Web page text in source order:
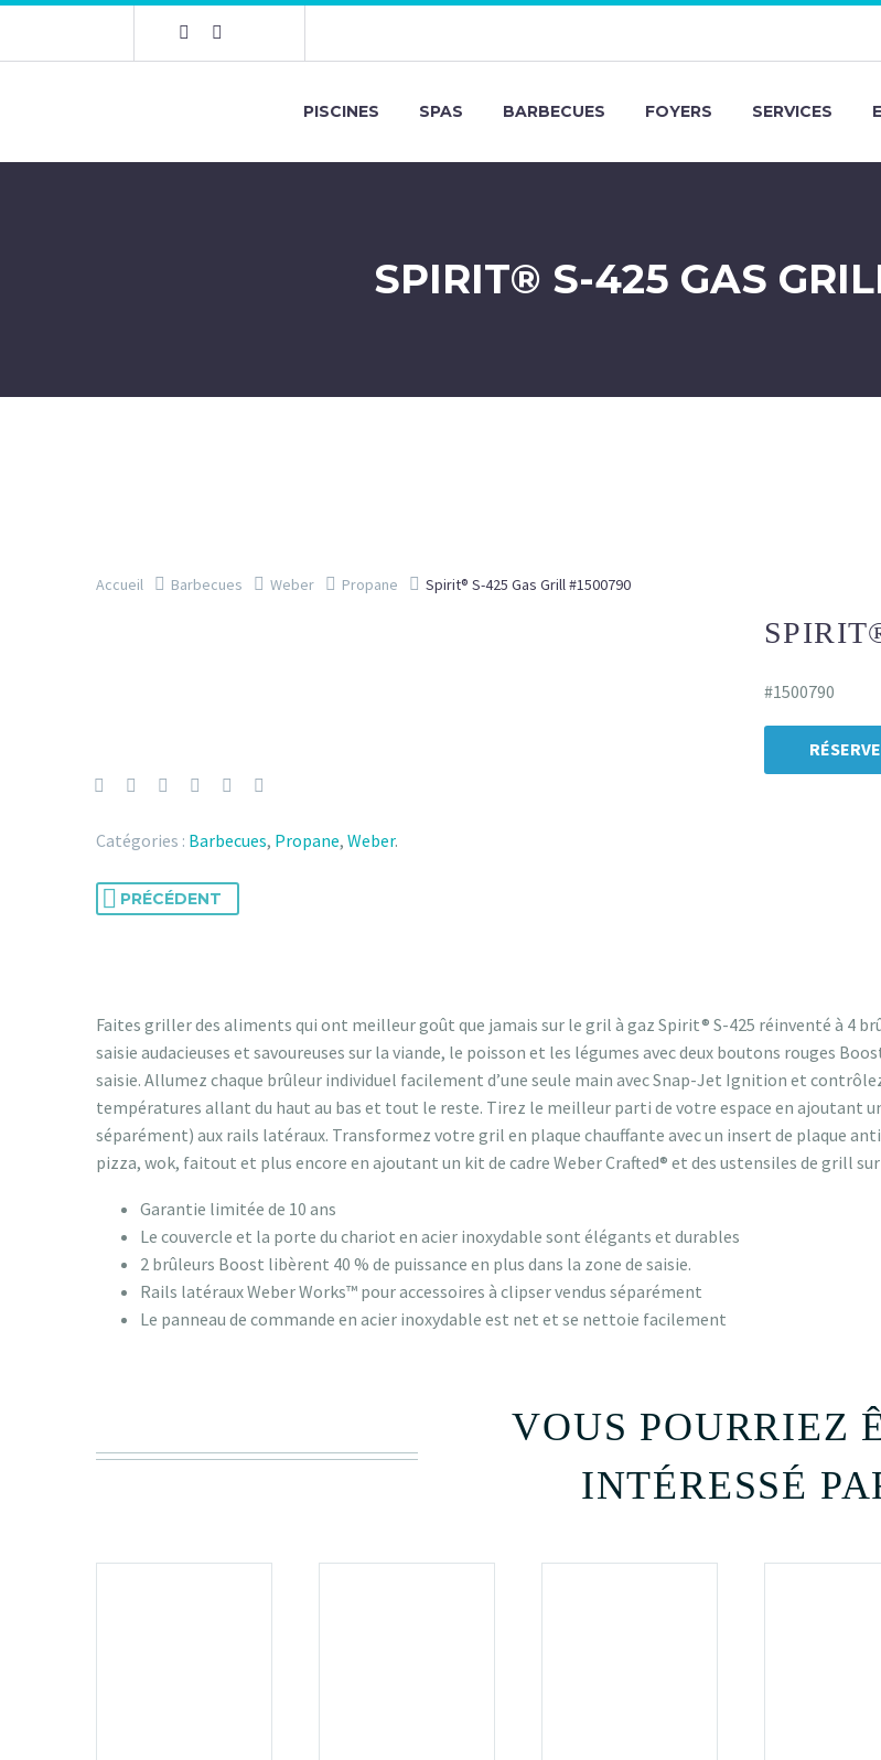
PISCINES SPAS BARBECUES FOYERS SERVICES
SPIRIT® S-425 GAS
Accueil Barbecues Weber Propane Spirit® S-425 Gas Grill #1500790
Catégories : Barbecues, Propane, Weber.
#1500790
PRÉCÉDENT
Faites griller des aliments qui ont meilleur goût que jamais sur le gril à gaz Spirit® S-425 réinventé à 4
saisie audacieuses et savoureuses sur la viande, le poisson et les légumes avec deux boutons rouges
saisie. Allumez chaque brûleur individuel facilement d’une seule main avec Snap-Jet Ignition et
températures allant du haut au bas et tout le reste. Tirez le meilleur parti de votre espace en ajoutant
séparément) aux rails latéraux. Transformez votre gril en plaque chauffante avec un insert de plaque
pizza, wok, faitout et plus encore en ajoutant un kit de cadre Weber Crafted® et des ustensiles de grill
Garantie limitée de 10 ans
Le couvercle et la porte du chariot en acier inoxydable sont élégants et durables
2 brûleurs Boost libèrent 40 % de puissance en plus dans la zone de saisie.
Rails latéraux Weber Works™ pour accessoires à clipser vendus séparément
Le panneau de commande en acier inoxydable est net et se nettoie facilement
VOUS POURRIEZ
INTÉRESSÉ